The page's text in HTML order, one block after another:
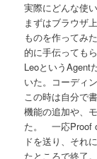
実際にどんな使
まずはブラウザ
ものを作ってみ
的に手伝っても
LeoというAgent
いた。コーディ
この時は自分で
機能の追加や、
た。 一応Proof
ドを送り、それ
たところで終了